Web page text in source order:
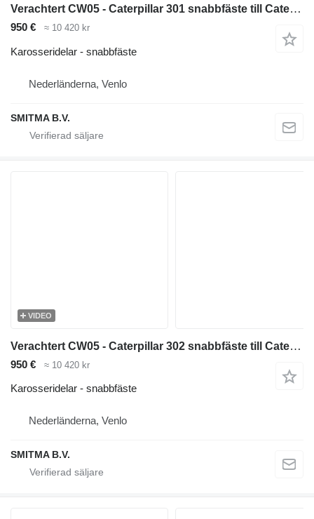
Verachtert CW05 - Caterpillar 301 snabbfäste till Caterpillar 301 minigrävare
950 € ≈ 10 420 kr
Karosseridelar - snabbfäste
Nederländerna, Venlo
SMITMA B.V.
VIDEO
Verachtert CW05 - Caterpillar 302 snabbfäste till Caterpillar 302 minigrävare
950 € ≈ 10 420 kr
Karosseridelar - snabbfäste
Nederländerna, Venlo
SMITMA B.V.